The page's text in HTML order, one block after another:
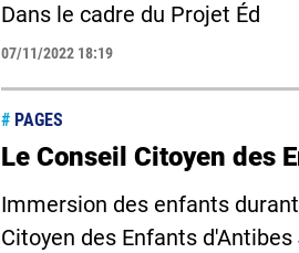
Dans le cadre du Projet Éd
07/11/2022 18:19
# PAGES
Le Conseil Citoyen des
Immersion des enfants
Citoyen des Enfants